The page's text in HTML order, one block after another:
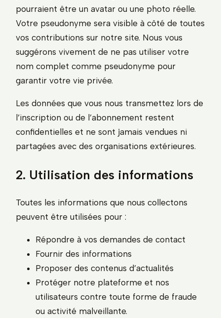
pourraient être un avatar ou une photo réelle.
Votre pseudonyme sera visible à côté de toutes
vos contributions sur notre site. Nous vous
suggérons vivement de ne pas utiliser votre
nom complet comme pseudonyme pour
garantir votre vie privée.
Les données que vous nous transmettez lors de
l’inscription ou de l’abonnement restent
confidentielles et ne sont jamais vendues ni
partagées avec des organisations extérieures.
2. Utilisation des informations
Toutes les informations que nous collectons
peuvent être utilisées pour :
Répondre à vos demandes de contact
Fournir des informations
Proposer des contenus d’actualités
Protéger notre plateforme et nos
utilisateurs contre toute forme de fraude
ou activité malveillante.